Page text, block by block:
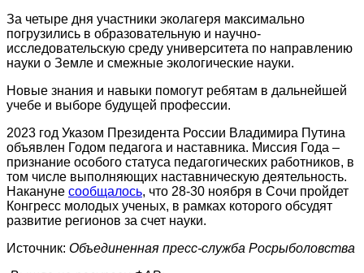
За четыре дня участники эколагеря максимально
погрузились в образовательную и научно-
исследовательскую среду университета по направлению
науки о Земле и смежные экологические науки.
Новые знания и навыки помогут ребятам в дальнейшей
учебе и выборе будущей профессии.
2023 год Указом Президента России Владимира Путина
объявлен Годом педагога и наставника. Миссия Года –
признание особого статуса педагогических работников, в
том числе выполняющих наставническую деятельность.
Накануне сообщалось, что 28-30 ноября в Сочи пройдет
Конгресс молодых ученых, в рамках которого обсудят
развитие регионов за счет науки.
Источник: Объединенная пресс-служба Росрыболовства